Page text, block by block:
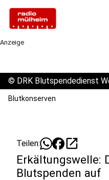
Anzeige
© DRK Blutspendedienst
Blutkonserven
Teilen: open_in_new
Erkältungswelle:
Blutspenden auf